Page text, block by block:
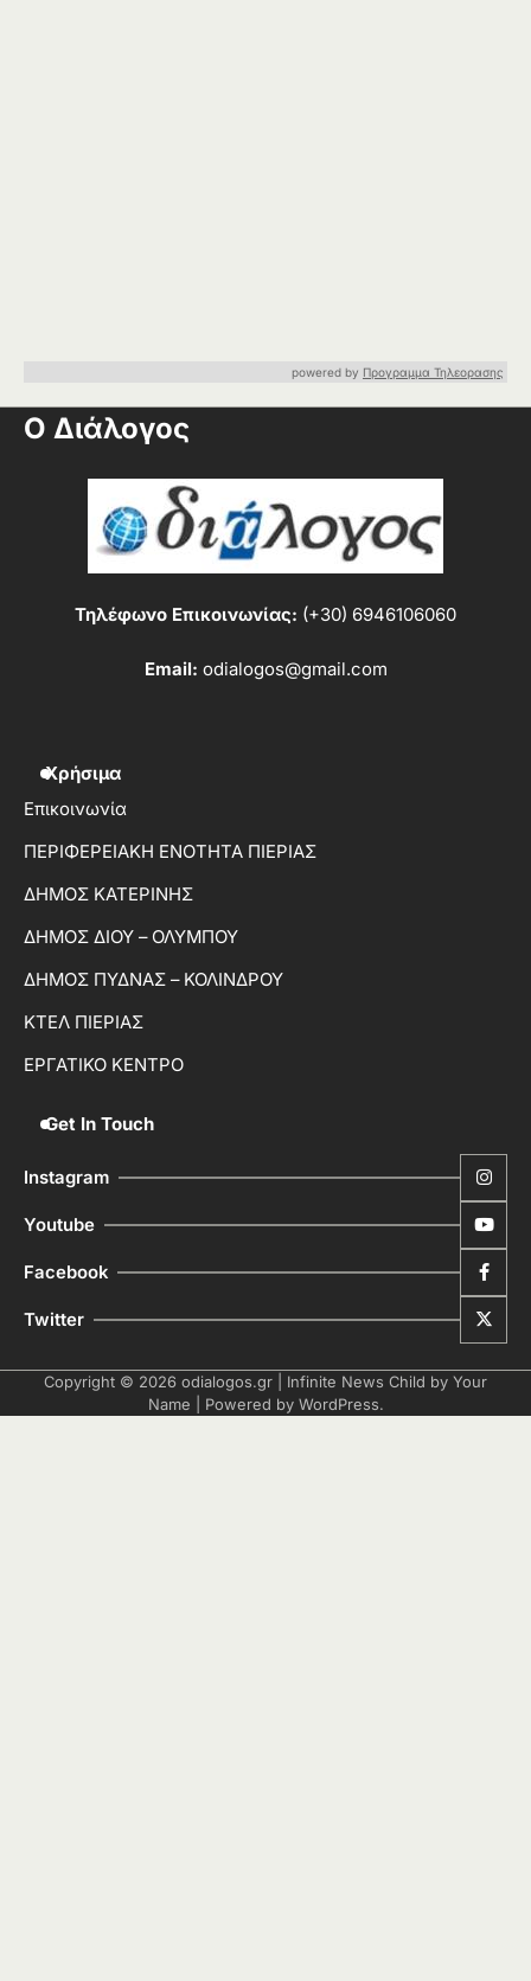
powered by Προγραμμα Τηλεορασης
Ο Διάλογος
Τηλέφωνο Επικοινωνίας: (+30) 6946106060
Email: odialogos@gmail.com
Χρήσιμα
Επικοινωνία
ΠΕΡΙΦΕΡΕΙΑΚΗ ΕΝΟΤΗΤΑ ΠΙΕΡΙΑΣ
ΔΗΜΟΣ ΚΑΤΕΡΙΝΗΣ
ΔΗΜΟΣ ΔΙΟΥ – ΟΛΥΜΠΟΥ
ΔΗΜΟΣ ΠΥΔΝΑΣ – ΚΟΛΙΝΔΡΟΥ
ΚΤΕΛ ΠΙΕΡΙΑΣ
ΕΡΓΑΤΙΚΟ ΚΕΝΤΡΟ
Get In Touch
Instagram
Youtube
Facebook
Twitter
Copyright © 2026 odialogos.gr | Infinite News Child by Your
Name | Powered by WordPress.